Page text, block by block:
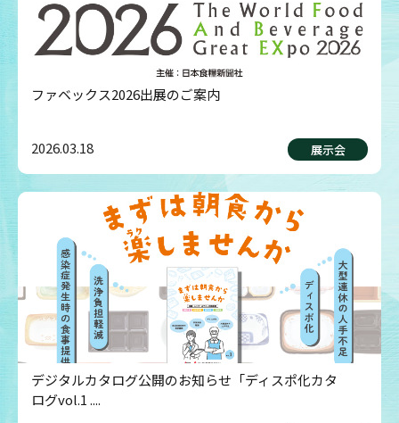
ファベックス2026出展のご案内
2026.03.18 展示会
デジタルカタログ公開のお知らせ「ディスポ化カタ
ログvol.1 ....